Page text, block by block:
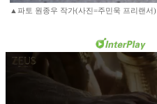
▲파토 원종우 작가(사진=주민욱 프리랜서)